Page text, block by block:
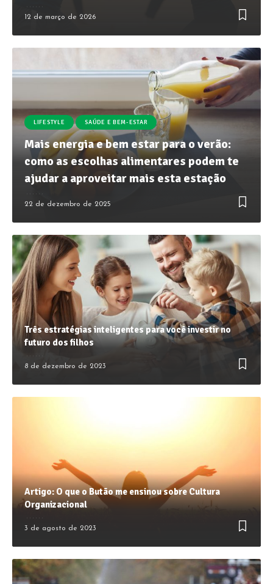
12 de março de 2026
LIFESTYLE SAÚDE E BEM-ESTAR
Mais energia e bem estar para o verão:
como as escolhas alimentares podem te
ajudar a aproveitar mais esta estação
22 de dezembro de 2025
Três estratégias inteligentes para você investir no
futuro dos filhos
8 de dezembro de 2023
Artigo: O que o Butão me ensinou sobre Cultura
Organizacional
3 de agosto de 2023